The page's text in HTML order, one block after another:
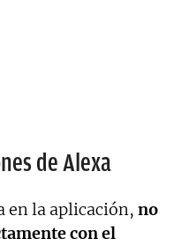
de Alexa
en la aplicación, no
con el